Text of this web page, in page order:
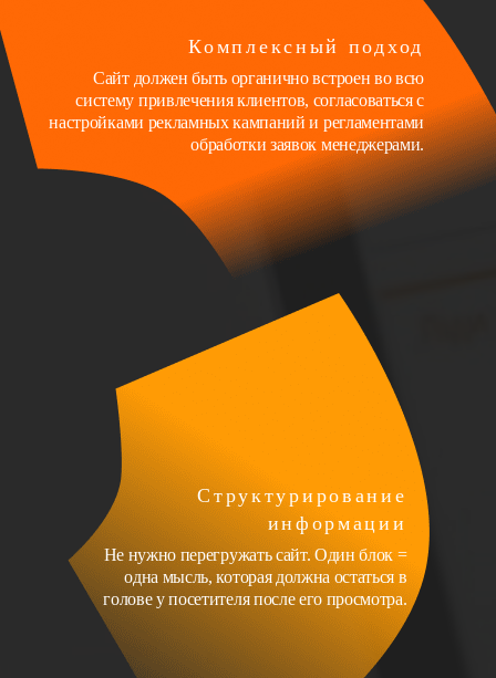
Комплексный подход
Сайт должен быть органично встроен во всю
систему привлечения клиентов, согласоваться с
настройками рекламных кампаний и регламентами
обработки заявок менеджерами.
Структурирование
информации
Не нужно перегружать сайт. Один блок =
одна мысль, которая должна остаться в
голове у посетителя после его просмотра.